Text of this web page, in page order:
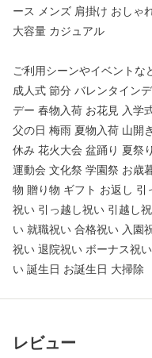
ース メンズ 肩掛け おしゃ
大容量 カジュアル
ご利用シーンやイベントな
成人式 節分 バレンタイン
デー 春物入荷 お花見 入学
父の日 梅雨 夏物入荷 山開
休み 花火大会 盆踊り 夏祭
運動会 文化祭 学園祭 お歳
物 贈り物 ギフト お返し
祝い 引っ越し祝い 引越し
い 就職祝い 合格祝い 入園
祝い 退院祝い ボーナス祝
い 誕生日 お誕生日 大掃除
レビュー